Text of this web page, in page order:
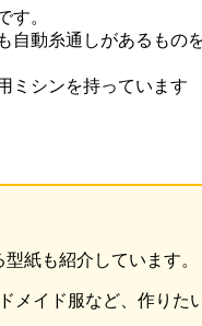
す。
自動糸通しがあるもの
ミシンを持っています
紙も紹介しています
メイド服など、作りた